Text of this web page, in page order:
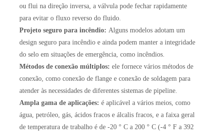
ou flui na direção inversa, a válvula pode fechar rapidamente
para evitar o fluxo reverso do fluido.
Projeto seguro para incêndio: Alguns modelos adotam um
design seguro para incêndio e ainda podem manter a integridade
do selo em situações de emergência, como incêndios.
Métodos de conexão múltiplos: ele fornece vários métodos de
conexão, como conexão de flange e conexão de soldagem para
atender às necessidades de diferentes sistemas de pipeline.
Ampla gama de aplicações: é aplicável a vários meios, como
água, petróleo, gás, ácidos fracos e álcalis fracos, e a faixa geral
de temperatura de trabalho é de -20 ° C a 200 ° C (-4 ° F a 392